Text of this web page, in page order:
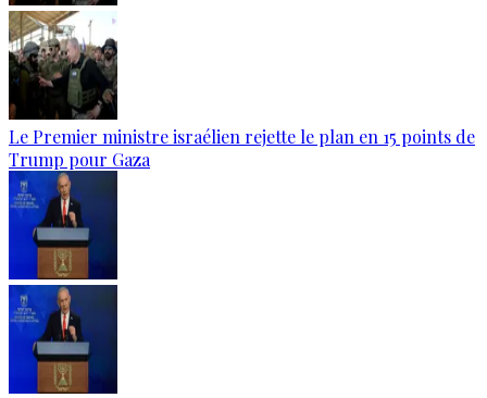
Le Premier ministre israélien rejette le plan en 15 points de
Trump pour Gaza